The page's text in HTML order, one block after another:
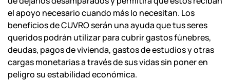
el apoyo necesario cuando más lo necesitan. Los
beneficios de CUVRO serán una ayuda que tus seres
queridos podrán utilizar para cubrir gastos fúnebres,
deudas, pagos de vivienda, gastos de estudios y otras
cargas monetarias a través de sus vidas sin poner en
peligro su estabilidad económica.